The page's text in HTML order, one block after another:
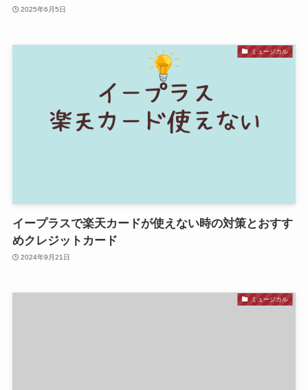
2025年6月5日
ミュージカル
イープラスで楽天カードが使えない時の対策とおすす
めクレジットカード
2024年9月21日
ミュージカル